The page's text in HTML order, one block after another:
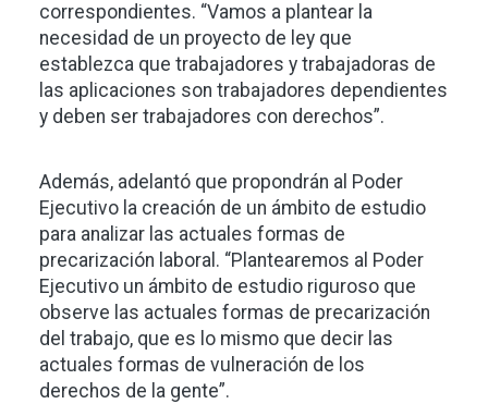
correspondientes. “Vamos a plantear la
necesidad de un proyecto de ley que
establezca que trabajadores y trabajadoras de
las aplicaciones son trabajadores dependientes
y deben ser trabajadores con derechos”.
Además, adelantó que propondrán al Poder
Ejecutivo la creación de un ámbito de estudio
para analizar las actuales formas de
precarización laboral. “Plantearemos al Poder
Ejecutivo un ámbito de estudio riguroso que
observe las actuales formas de precarización
del trabajo, que es lo mismo que decir las
actuales formas de vulneración de los
derechos de la gente”.